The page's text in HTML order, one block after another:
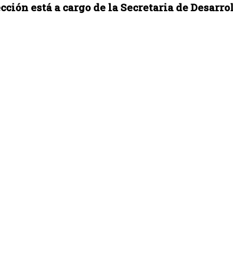
está a cargo de la Secretaria de